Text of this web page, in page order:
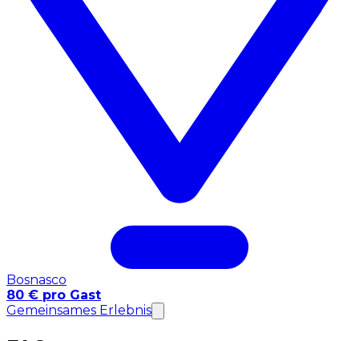
Bosnasco
80 € pro Gast
Gemeinsames Erlebnis